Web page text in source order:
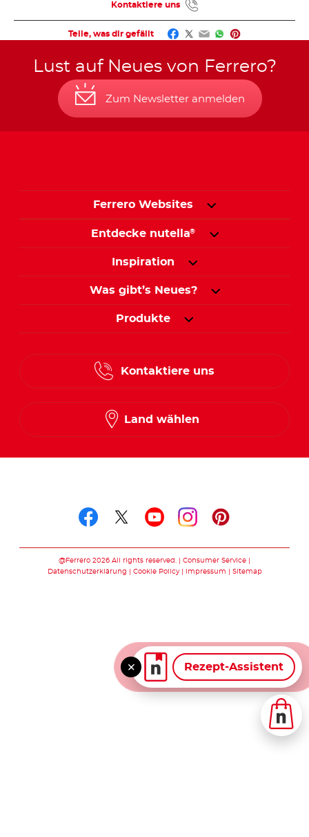
Rezept-Assistent
Teile, was dir gefällt Facebook
Twitter
EmailWhatsApp
Pinterest
Kontaktiere uns
Lust auf Neues von Ferrero?
Zum Newsletter anmelden
Ferrero Websites
Entdecke nutella®
Inspiration
Was gibt’s Neues?
Produkte
Kontaktiere uns
Land wählen
@Ferrero 2026 All rights reserved.
Consumer Service
Datenschutzerklärung
Cookie Policy Impressum Sitemap